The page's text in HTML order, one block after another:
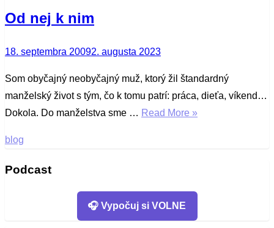
Od nej k nim
Posted
18. septembra 20092. augusta 2023
Som obyčajný neobyčajný muž, ktorý žil štandardný
manželský život s tým, čo k tomu patrí: práca, dieťa, víkend…
Dokola. Do manželstva sme … Read More »
blog
Podcast
🎧 Vypočuj si VOLNE